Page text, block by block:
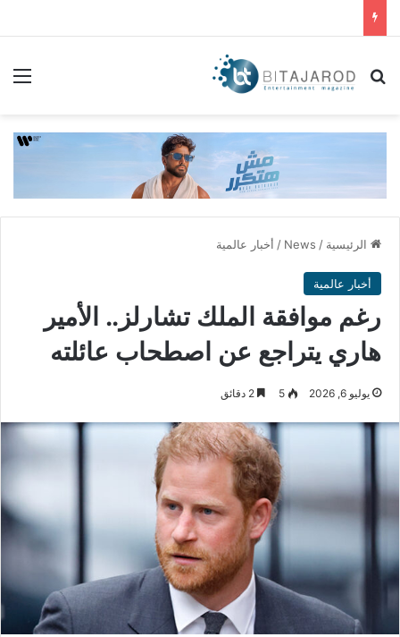
بحث عن
الرئيسية /
News
/ أخبار عالمية
أخبار عالمية
رغم موافقة الملك تشارلز.. الأمير
هاري يتراجع عن اصطحاب عائلته
يوليو 6, 2026 5